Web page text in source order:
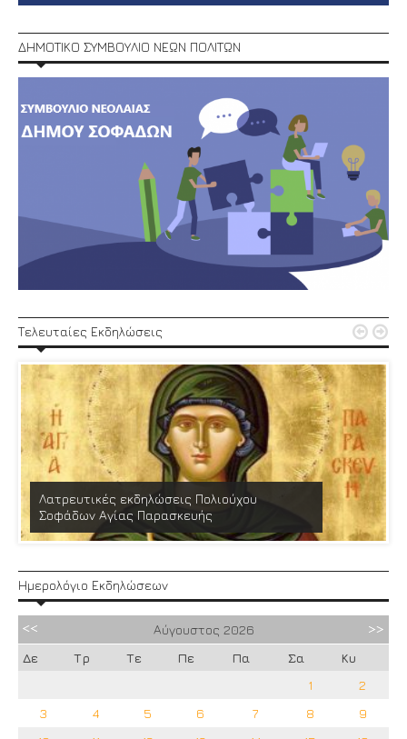
ΔΗΜΟΤΙΚΟ ΣΥΜΒΟΥΛΙΟ ΝΕΩΝ ΠΟΛΙΤΩΝ
Τελευταίες Εκδηλώσεις
Λατρευτικές εκδηλώσεις Πολιούχου
Σοφάδων Αγίας Παρασκευής
 
Ημερολόγιο Εκδηλώσεων
Αύγουστος 2026
Δε
Τρ Τε Πε Πα Σα
Κυ
1
2
3
4 5 6 7 8
9